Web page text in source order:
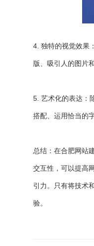
4. 独特的视觉效果
版、吸引人的图片
5. 艺术化的表达：
搭配、运用恰当的
总结：在合肥网站
交互性，可以提高
引力。只有将技术
验。